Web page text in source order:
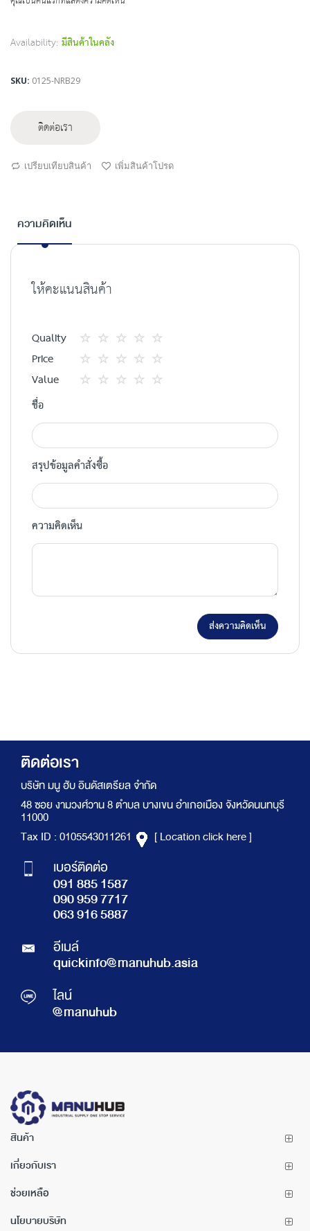
Availability: มีสินค้าในคลัง
SKU 0125-NRB29
ติดต่อเรา
เปรียบเทียบสินค้า เพิ่มสินค้าโปรด
ความคิดเห็น
ให้คะแนนสินค้า
Quality
1
star
2
ดาว
3
ดาว
4
ดาว
5
ดาว
Price
1
2
3
4
5
Value
ชื่อ
สรุปข้อมูลคำสั่งซื้อ
ความคิดเห็น
ส่งความคิดเห็น
ติดต่อเรา
บริษัท มนู ฮับ อินดัสเตรียล จำกัด
48 ซอย งามวงศ์วาน 8 ตำบล บางเขน อำเภอเมือง จังหวัดนนทบุรี
11000
Tax ID : 0105543011261
[ Location click here ]
เบอร์ติดต่อ
091 885 1587
090 959 7717
063 916 5887
อีเมล์
quickinfo@manuhub.asia
ไลน์
@manuhub
สินค้า
เกี่ยวกับเรา
ช่วยเหลือ
นโยบายบริษัท